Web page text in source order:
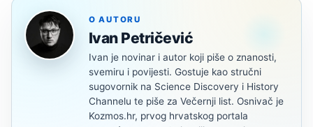
O AUTORU
Ivan Petričević
Ivan je novinar i autor koji piše o znanosti,
svemiru i povijesti. Gostuje kao stručni
sugovornik na Science Discovery i History
Channelu te piše za Večernji list. Osnivač je
Kozmos.hr, prvog hrvatskog portala